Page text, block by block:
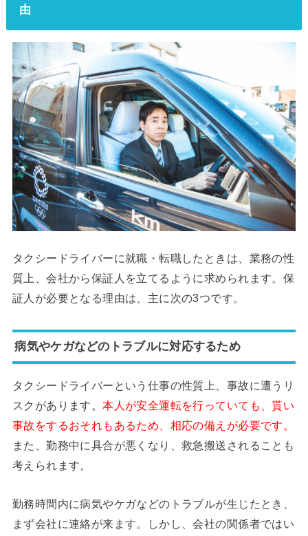
由
タクシードライバーに就職・転職したときは、業務の性
質上、会社から保証人を立てるように求められます。保
証人が必要となる理由は、主に次の3つです。
病気やケガなどのトラブルに対応するため
タクシードライバーという仕事の性質上、事故に遭うリ
スクがあります。本人が安全運転を行っていても、貰い
事故をするおそれもあるため、相応の備えが必要です。
また、勤務中に具合が悪くなり、救急搬送されることも
考えられます。
勤務時間内に病気やケガなどのトラブルが生じたとき、
まず会社に連絡が来ます。しかし、会社の関係者ではい